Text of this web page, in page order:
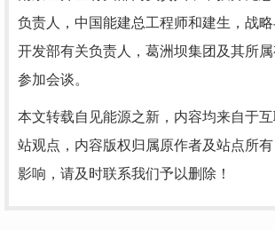
负责人，中国能建总工程师和建生，战
开发部有关负责人，葛洲坝集团及其所
参加会谈。
本文转载自见能源之新，内容均来自于
站观点，内容版权归属原作者及站点所
影响，请及时联系我们予以删除！